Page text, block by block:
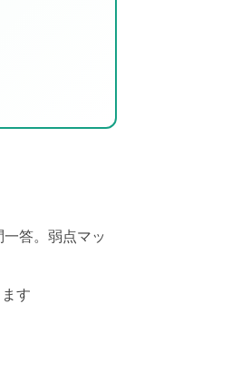
答。弱点マッ
す